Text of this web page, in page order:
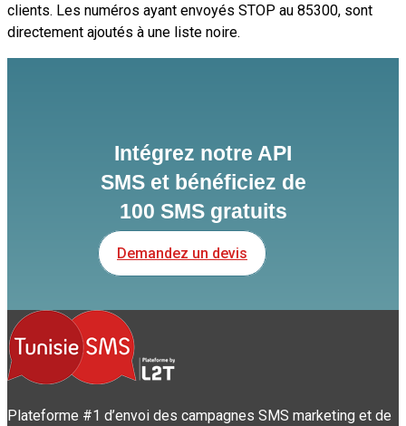
clients. Les numéros ayant envoyés STOP au 85300, sont
directement ajoutés à une liste noire.​
Intégrez notre API
SMS et bénéficiez de
100 SMS gratuits
Demandez un devis
Plateforme #1 d’envoi des campagnes SMS marketing et de